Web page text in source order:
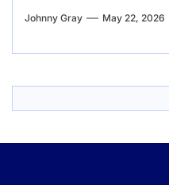
Johnny Gray May 22, 2026